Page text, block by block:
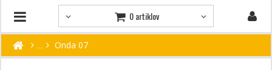
0 artiklov
Onda 07